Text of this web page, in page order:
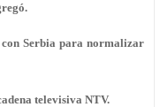
con Serbia para normalizar
televisiva NTV.